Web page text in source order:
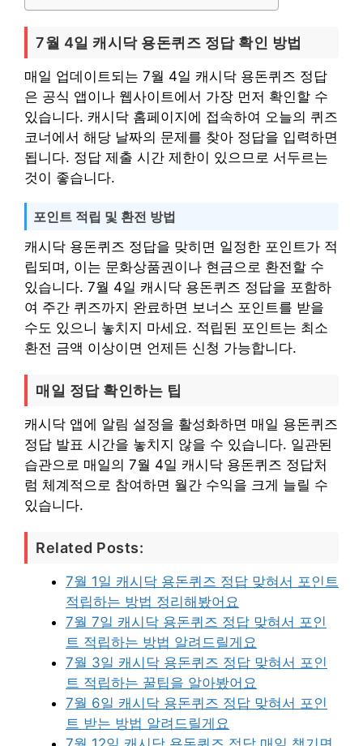
7월 4일 캐시닥 용돈퀴즈 정답 확인 방법
매일 업데이트되는 7월 4일 캐시닥 용돈퀴즈 정답
은 공식 앱이나 웹사이트에서 가장 먼저 확인할 수
있습니다. 캐시닥 홈페이지에 접속하여 오늘의 퀴즈
코너에서 해당 날짜의 문제를 찾아 정답을 입력하면
됩니다. 정답 제출 시간 제한이 있으므로 서두르는
것이 좋습니다.
포인트 적립 및 환전 방법
캐시닥 용돈퀴즈 정답을 맞히면 일정한 포인트가 적
립되며, 이는 문화상품권이나 현금으로 환전할 수
있습니다. 7월 4일 캐시닥 용돈퀴즈 정답을 포함하
여 주간 퀴즈까지 완료하면 보너스 포인트를 받을
수도 있으니 놓치지 마세요. 적립된 포인트는 최소
환전 금액 이상이면 언제든 신청 가능합니다.
매일 정답 확인하는 팁
캐시닥 앱에 알림 설정을 활성화하면 매일 용돈퀴즈
정답 발표 시간을 놓치지 않을 수 있습니다. 일관된
습관으로 매일의 7월 4일 캐시닥 용돈퀴즈 정답처
럼 체계적으로 참여하면 월간 수익을 크게 늘릴 수
있습니다.
Related Posts:
7월 1일 캐시닥 용돈퀴즈 정답 맞혀서 포인트
적립하는 방법 정리해봤어요
7월 7일 캐시닥 용돈퀴즈 정답 맞혀서 포인
트 적립하는 방법 알려드릴게요
7월 3일 캐시닥 용돈퀴즈 정답 맞혀서 포인
트 적립하는 꿀팁을 알아봤어요
7월 6일 캐시닥 용돈퀴즈 정답 맞혀서 포인
트 받는 방법 알려드릴게요